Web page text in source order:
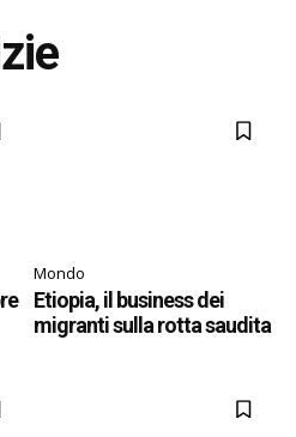
Mondo
Etiopia, il business dei
migranti sulla rotta saudita